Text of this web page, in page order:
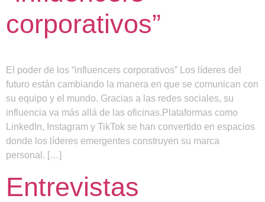
corporativos”
El poder de los “influencers corporativos” Los líderes del
futuro están cambiando la manera en que se comunican con
su equipo y el mundo. Gracias a las redes sociales, su
influencia va más allá de las oficinas.Plataformas como
LinkedIn, Instagram y TikTok se han convertido en espacios
donde los líderes emergentes construyen su marca
personal. […]
Entrevistas